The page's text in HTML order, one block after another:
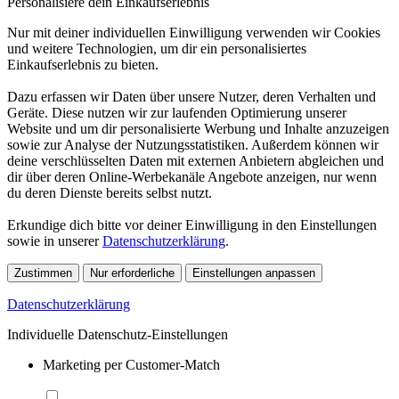
Nur mit deiner individuellen Einwilligung verwenden wir Cookies
und weitere Technologien, um dir ein personalisiertes
Einkaufserlebnis zu bieten.
Dazu erfassen wir Daten über unsere Nutzer, deren Verhalten und
Geräte. Diese nutzen wir zur laufenden Optimierung unserer
Website und um dir personalisierte Werbung und Inhalte anzuzeigen
sowie zur Analyse der Nutzungsstatistiken. Außerdem können wir
deine verschlüsselten Daten mit externen Anbietern abgleichen und
dir über deren Online-Werbekanäle Angebote anzeigen, nur wenn
du deren Dienste bereits selbst nutzt.
Erkundige dich bitte vor deiner Einwilligung in den Einstellungen
sowie in unsererDatenschutzerklärung.
Zustimmen Nur erforderliche Einstellungen anpassen
Datenschutzerklärung
Individuelle Datenschutz-Einstellungen
Marketing per Customer-Match